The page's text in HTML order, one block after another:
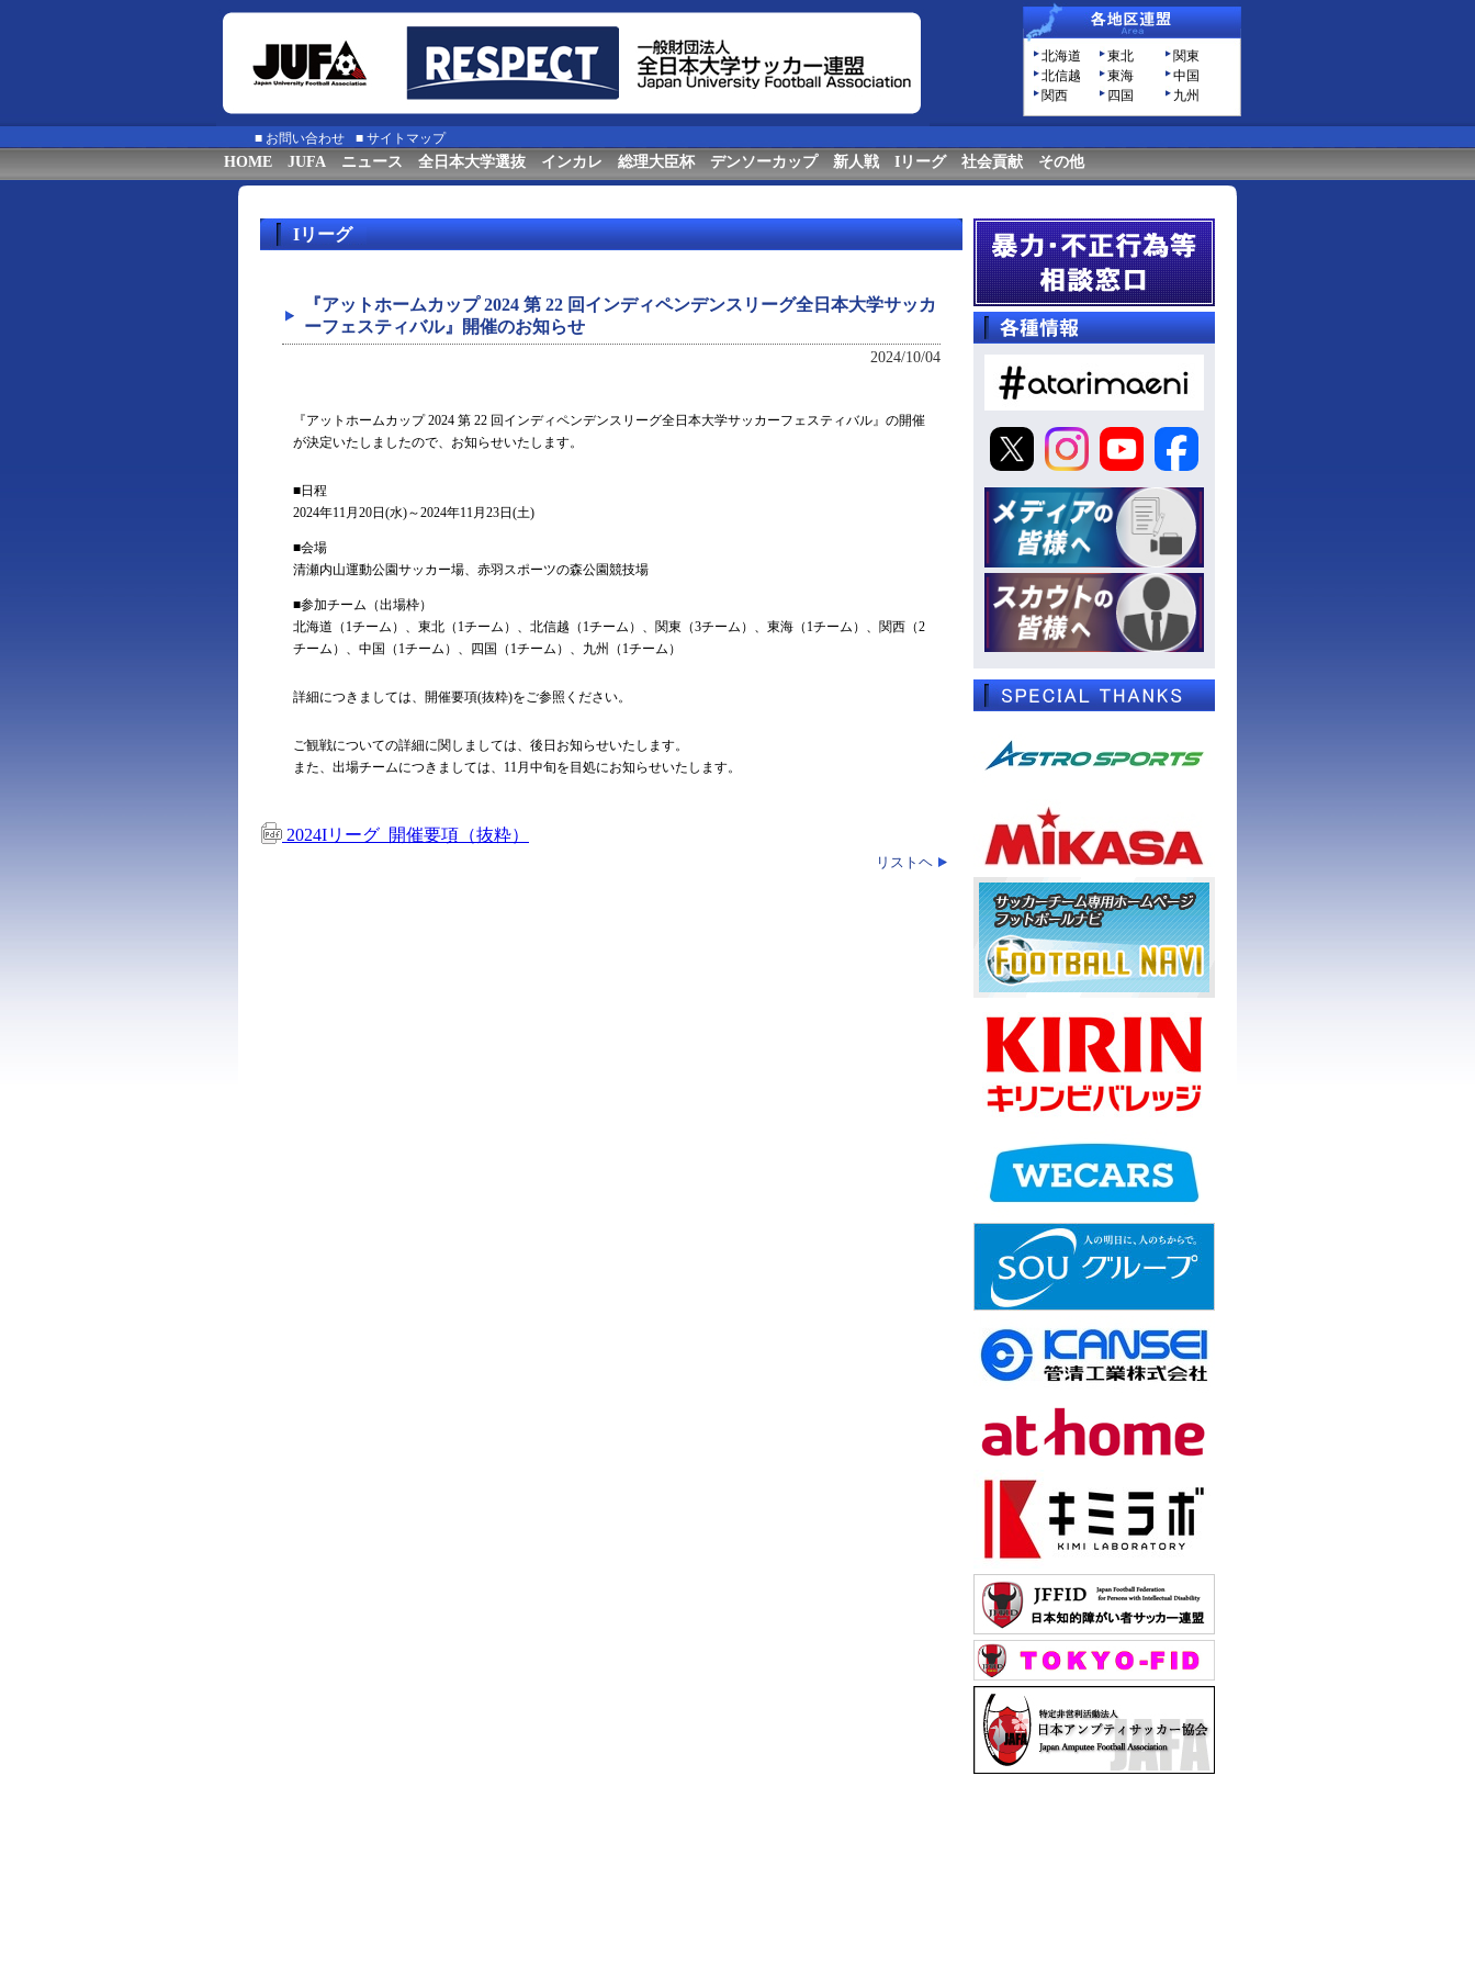
北海道 東北
関東
北信越
東海
中国
関西
四国 九州
■ お問い合わせ ■ サイトマップ
HOME JUFA ニュース 全日本大学選抜 インカレ 総理大臣杯 デンソーカップ 新人戦 Iリーグ 社会貢献 その他
Iリーグ
『アットホームカップ 2024 第 22 回インディペンデンスリーグ全日本大学サッカ
ーフェスティバル』開催のお知らせ
2024/10/04
『アットホームカップ 2024 第 22 回インディペンデンスリーグ全日本大学サッカーフェスティバル』の開催
が決定いたしましたので、お知らせいたします。
■日程
2024年11月20日(水)～2024年11月23日(土)
■会場
清瀬内山運動公園サッカー場、赤羽スポーツの森公園競技場
■参加チーム（出場枠）
北海道（1チーム）、東北（1チーム）、北信越（1チーム）、関東（3チーム）、東海（1チーム）、関西（2
チーム）、中国（1チーム）、四国（1チーム）、九州（1チーム）
詳細につきましては、開催要項(抜粋)をご参照ください。
ご観戦についての詳細に関しましては、後日お知らせいたします。
また、出場チームにつきましては、11月中旬を目処にお知らせいたします。
2024Iリーグ_開催要項（抜粋）
リストヘ